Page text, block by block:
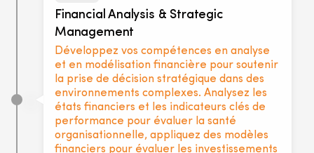
Financial Analysis & Strategic
Management
Développez vos compétences en analyse
et en modélisation financière pour soutenir
la prise de décision stratégique dans des
environnements complexes. Analysez les
états financiers et les indicateurs clés de
performance pour évaluer la santé
organisationnelle, appliquez des modèles
financiers pour évaluer les investissements